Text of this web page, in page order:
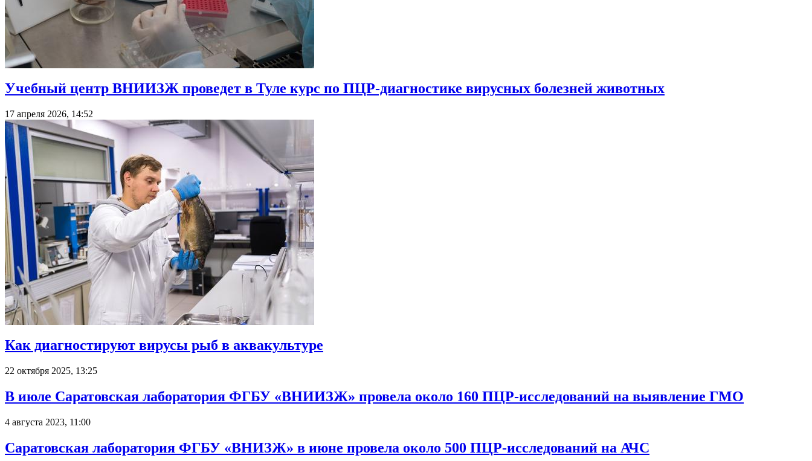
Учебный центр ВНИИЗЖ проведет в Туле курс по ПЦР-диагностике вирусных болезней животных
17 апреля 2026, 14:52
Как диагностируют вирусы рыб в аквакультуре
22 октября 2025, 13:25
В июле Саратовская лаборатория ФГБУ «ВНИИЗЖ» провела около 160 ПЦР-исследований на выявление ГМО
4 августа 2023, 11:00
Саратовская лаборатория ФГБУ «ВНИЗЖ» в июне провела около 500 ПЦР-исследований на АЧС